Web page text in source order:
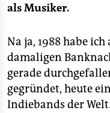
als Musiker.
Na ja, 1988 habe
damaligen
gerade
gegründet, heute
Indiebands der